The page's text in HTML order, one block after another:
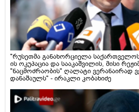
"რუსეთმა განახორციელა
ის ოკუპაცია და სააკაშვილის, მისი
"ნაცმოძრაობის" ღალატი ვერანაირად
დანაშაულს" - ირაკლი კობახიძე